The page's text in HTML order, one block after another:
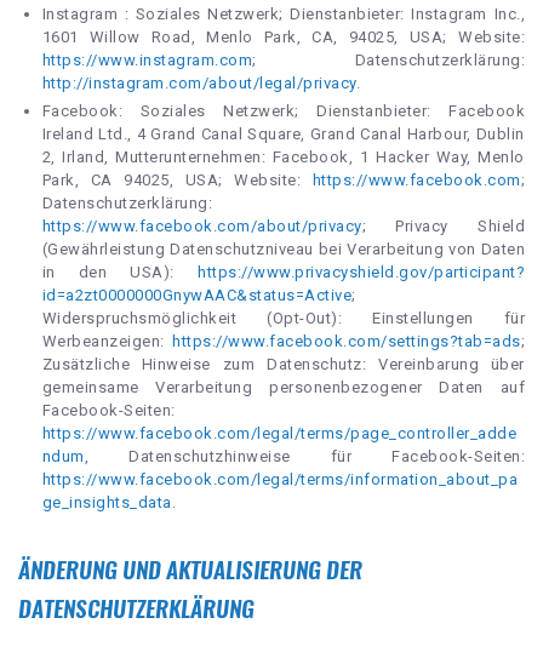
Instagram : Soziales Netzwerk; Dienstanbieter: Instagram Inc.,
1601 Willow Road, Menlo Park, CA, 94025, USA; Website:
https://www.instagram.com; Datenschutzerklärung:
http://instagram.com/about/legal/privacy.
Facebook: Soziales Netzwerk; Dienstanbieter: Facebook
Ireland Ltd., 4 Grand Canal Square, Grand Canal Harbour, Dublin
2, Irland, Mutterunternehmen: Facebook, 1 Hacker Way, Menlo
Park, CA 94025, USA; Website:
https://www.facebook.com;
Datenschutzerklärung:
https://www.facebook.com/about/privacy; Privacy Shield
(Gewährleistung Datenschutzniveau bei Verarbeitung von Daten
in den USA):
https://www.privacyshield.gov/participant?
id=a2zt0000000GnywAAC&status=Active;
Widerspruchsmöglichkeit (Opt-Out): Einstellungen für
Werbeanzeigen:
https://www.facebook.com/settings?tab=ads;
Zusätzliche Hinweise zum Datenschutz: Vereinbarung über
gemeinsame Verarbeitung personenbezogener Daten auf
Facebook-Seiten:
https://www.facebook.com/legal/terms/page_controller_adde
ndum, Datenschutzhinweise für Facebook-Seiten:
https://www.facebook.com/legal/terms/information_about_pa
ge_insights_data.
ÄNDERUNG UND AKTUALISIERUNG DER
DATENSCHUTZERKLÄRUNG